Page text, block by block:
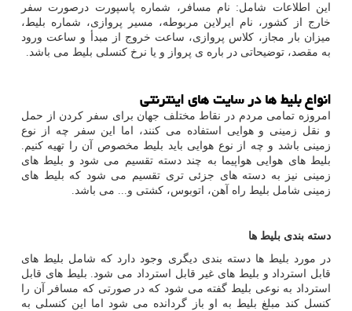
این اطلاعات شامل: نام مسافر، شماره پاسپورت درصورت سفر
خارج از کشور، نام ایرلاین مربوطه، مسیر پروازی، شماره بلیط،
میزان بار مجاز، کلاس پروازی، ساعت خروج از مبدأ و ساعت ورود
به مقصد، توضیحاتی در باره ی پرواز و یا نرخ کنسلی بلیط می باشد.
انواع بلیط ها در سایت های اینترنتی
امروزه تمامی مردم در نقاط مختلف جهان برای سفر کردن از حمل
و نقل زمینی و هوایی استفاده می کنند، اما این سفر چه از نوع
زمینی باشد و چه از نوع هوایی باید بلیط مخصوص آن را تهیه کنیم.
بلیط های هوایی هواپیما به چند دسته تقسیم می شود و بلیط های
زمینی نیز به دسته های جزئی تری تقسیم می شود که بلیط های
زمینی شامل بلیط راه آهن، اتوبوس، کشتی و... می باشد.
دسته بندی بلیط ها
در مورد بلیط ها دسته بندی دیگری وجود دارد که شامل بلیط های
قابل استرداد و بلیط های غیر قابل استرداد می شود. بلیط های قابل
استرداد به نوعی بلیط گفته می شود که در صورتی که مسافر آن را
کنسل کند مبلغ بلیط به او باز گردانده می شود اما این کنسلی به